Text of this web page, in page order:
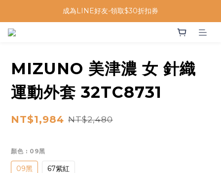
成為LINE好友-領取$30折扣券
MIZUNO 美津濃 女 針織
運動外套 32TC8731
NT$1,984 NT$2,480
顏色 : 09黑
09黑 67紫紅